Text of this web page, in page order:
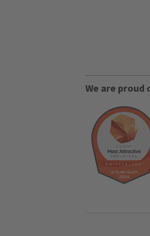
We are proud